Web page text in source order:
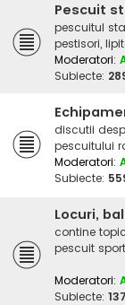
Pescuit
pescuitul
pestisori,
Moderatori:
Subiecte:
discutii
pescuitului
Moderatori:
Subiecte:
Locuri,
contine
pescuit
Moderatori:
Subiecte: